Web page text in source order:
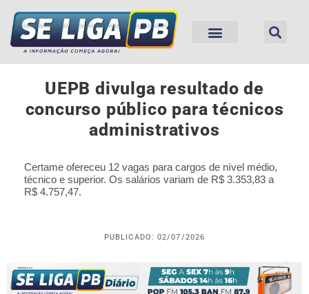
UEPB divulga resultado de
concurso público para técnicos
administrativos
Certame ofereceu 12 vagas para cargos de nível médio,
técnico e superior. Os salários variam de R$ 3.353,83 a
R$ 4.757,47.
PUBLICADO: 02/07/2026